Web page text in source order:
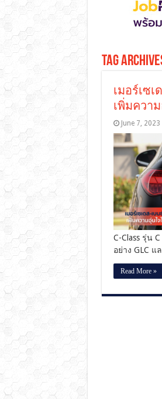
Tag
เมอร์เซ
เพิ่มควา
June 7, 2023
C-Class รุ่น
อย่าง GLC แ
Read More »